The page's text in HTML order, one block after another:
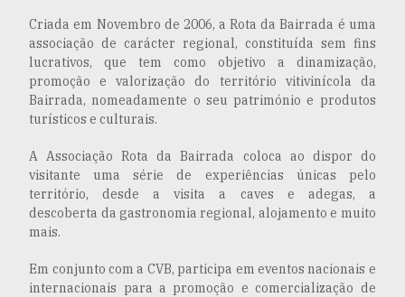
Criada em Novembro de 2006, a Rota da Bairrada é uma
associação de carácter regional, constituída sem fins
lucrativos, que tem como objetivo a dinamização,
promoção e valorização do território vitivinícola da
Bairrada, nomeadamente o seu património e produtos
turísticos e culturais.
A Associação Rota da Bairrada coloca ao dispor do
visitante uma série de experiências únicas pelo
território, desde a visita a caves e adegas, a
descoberta da gastronomia regional, alojamento e muito
mais.
Em conjunto com a CVB, participa em eventos nacionais e
internacionais para a promoção e comercialização de